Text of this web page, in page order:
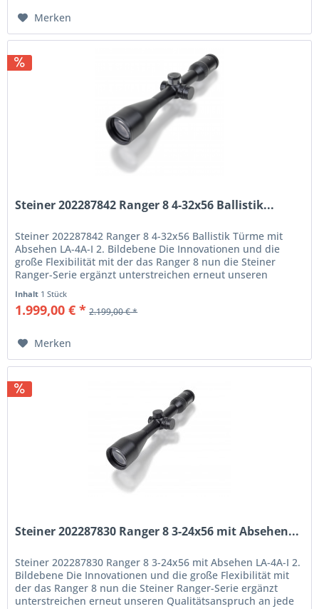
Merken
Steiner 202287842 Ranger 8 4-32x56 Ballistik...
Steiner 202287842 Ranger 8 4-32x56 Ballistik Türme mit
Absehen LA-4A-I 2. Bildebene Die Innovationen und die
große Flexibilität mit der das Ranger 8 nun die Steiner
Ranger-Serie ergänzt unterstreichen erneut unseren
Inhalt 1 Stück
1.999,00 € * 2.199,00 € *
Merken
Steiner 202287830 Ranger 8 3-24x56 mit Absehen...
Steiner 202287830 Ranger 8 3-24x56 mit Absehen LA-4A-I 2.
Bildebene Die Innovationen und die große Flexibilität mit
der das Ranger 8 nun die Steiner Ranger-Serie ergänzt
unterstreichen erneut unseren Qualitätsanspruch an jede